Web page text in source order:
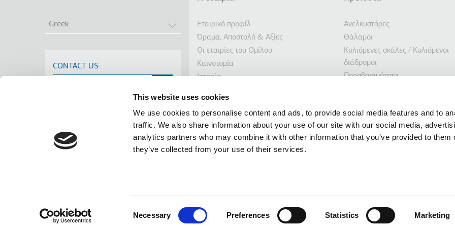
This website uses cookies
We use cookies to personalise content and ads, to provide social media features and to
traffic. We also share information about your use of our site with our social media,
analytics partners who may combine it with other information that you’ve provided to them
they’ve collected from your use of their services.
Necessary Preferences Statistics Marketing
Greek
CONTACT US
LinkedinFacebookYoutubeInstagram
terms of use cookie policy
Υποσέλιδο
Εταιρικό προφίλ
Όραμα, Αποστολή & Αξίες
Οι εταιρίες του Ομίλου
Καινοτομία
Ιστορία
Διακρίσεις
Νέα
Ανελκυστήρες
Θάλαμοι
Κυλιόμενες σκάλες / Κυλιόμενοι
διάδρομοι
Προσβασιμότητα
Προσαρμοσμένες λύσεις
Λύσεις ανακαίνισης
Οι πληροφορίες του ιστότοπου αυτού παρέχονται από την ΚΛΕΜΑΝ ΕΛΛΑΣ ΑΒΕΕ, με
καμία ευθύνη για την επικαιρότητα, την ορθότητα και την πληρότητα του περιεχομένου
τους άλλους